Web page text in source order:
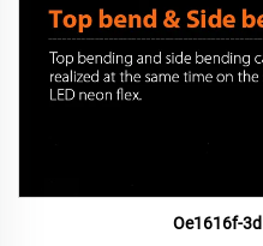
Oe1616f-